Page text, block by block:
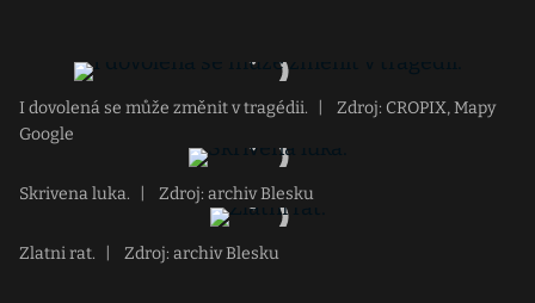
I dovolená se může změnit v tragédii.
Zdroj: CROPIX, Mapy
Google
Skrivena luka. Zdroj: archiv Blesku
Zlatni rat. Zdroj: archiv Blesku